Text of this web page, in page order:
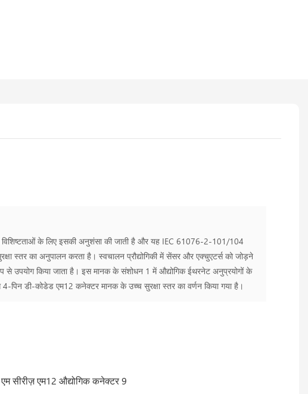
के लिए इसकी अनुशंसा की जाती है और यह IEC 61076-2-101/104
स्तर का अनुपालन करता है। स्वचालन प्रौद्योगिकी में सेंसर और एक्चुएटर्स को जोड़ने
से उपयोग किया जाता है। इस मानक के संशोधन 1 में औद्योगिक ईथरनेट अनुप्रयोगों के
4-पिन डी-कोडेड एम12 कनेक्टर मानक के उच्च सुरक्षा स्तर का वर्णन किया गया है।